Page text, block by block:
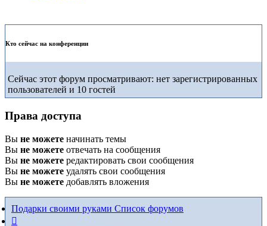
Кто сейчас на конференции
Сейчас этот форум просматривают: нет зарегистрированных
пользователей и 10 гостей
Права доступа
Вы не можете начинать темы
Вы не можете отвечать на сообщения
Вы не можете редактировать свои сообщения
Вы не можете удалять свои сообщения
Вы не можете добавлять вложения
Подарки своими руками Список форумов